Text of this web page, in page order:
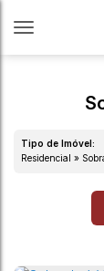
Tipo de Imóvel:
Residencial »